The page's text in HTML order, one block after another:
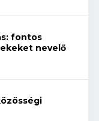
fontos
nevelő